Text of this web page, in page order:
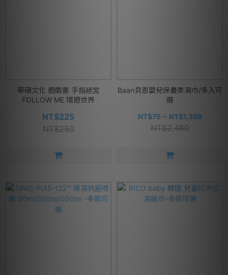
華碩文化 遊戲書 手指迷宮
FOLLOW ME 環遊世界
NT$225
NT$250
Baan貝恩嬰兒保養柔濕巾/多入可
選
NT$75 ~ NT$1,399
NT$2,480